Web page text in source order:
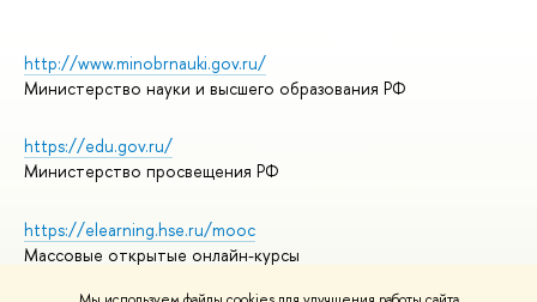
http://www.minobrnauki.gov.ru/
Министерство науки и высшего образования РФ
https://edu.gov.ru/
Министерство просвещения РФ
https://elearning.hse.ru/mooc
Массовые открытые онлайн-курсы